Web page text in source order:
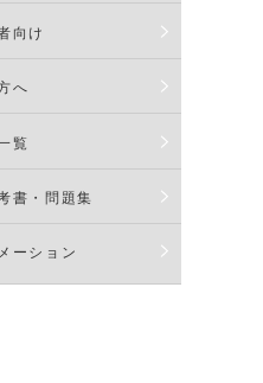
向け
へ
覧
書・問題集
ーション